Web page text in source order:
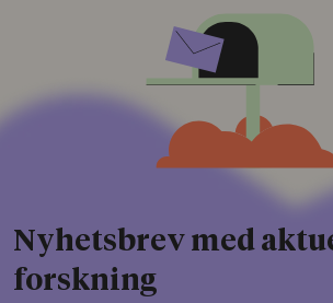
Nyhetsbrev med
forskning